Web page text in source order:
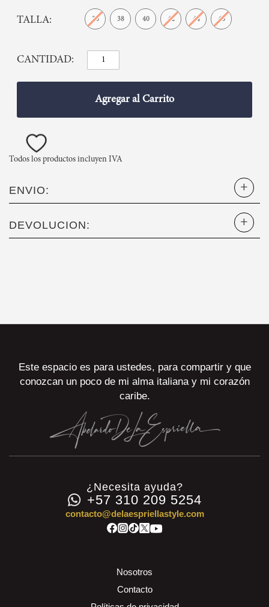
TALLA 36 38 40 42 44 46
CANTIDAD
Agregar al Carrito
Todos los productos incluyen IVA
ENVIO:
DEVOLUCION:
Este espacio es para ustedes, para compartir y que
conozcan un poco de mi alma italiana y mi corazón
caribe.
¿Necesita ayuda?
+57 310 209 5254
contacto@delaespriellastyle.com
Nosotros
Contacto